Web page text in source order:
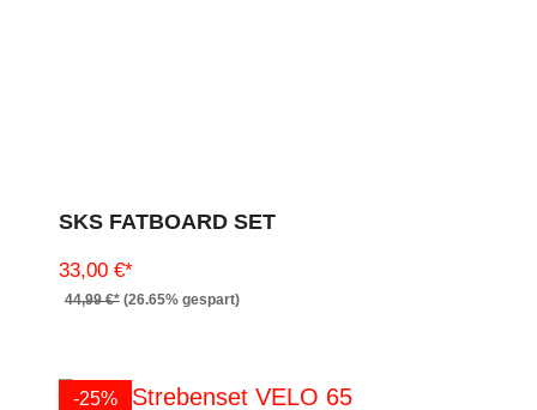
SKS FATBOARD SET
33,00 €*
44,99 €* (26.65% gespart)
-25%